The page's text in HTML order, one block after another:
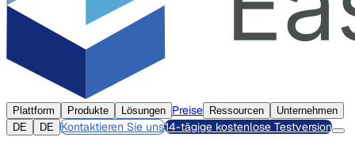
Plattform Produkte Lösungen Preise Ressourcen
Unternehmen
DE
DE Kontaktieren Sie uns14-tägige kostenlose Testversion